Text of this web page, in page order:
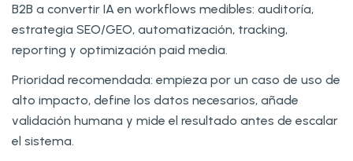
B2B a convertir IA en workflows medibles: auditoría,
estrategia SEO/GEO, automatización, tracking,
reporting y optimización paid media.
Prioridad recomendada: empieza por un caso de uso de
alto impacto, define los datos necesarios, añade
validación humana y mide el resultado antes de escalar
el sistema.